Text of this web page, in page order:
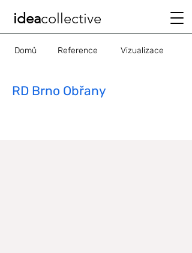
ideacollective
Domů Reference Vizualizace
RD Brno Obřany